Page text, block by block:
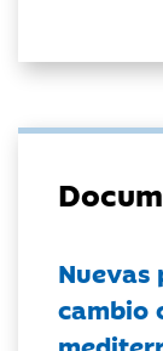
Nuevas
cambio